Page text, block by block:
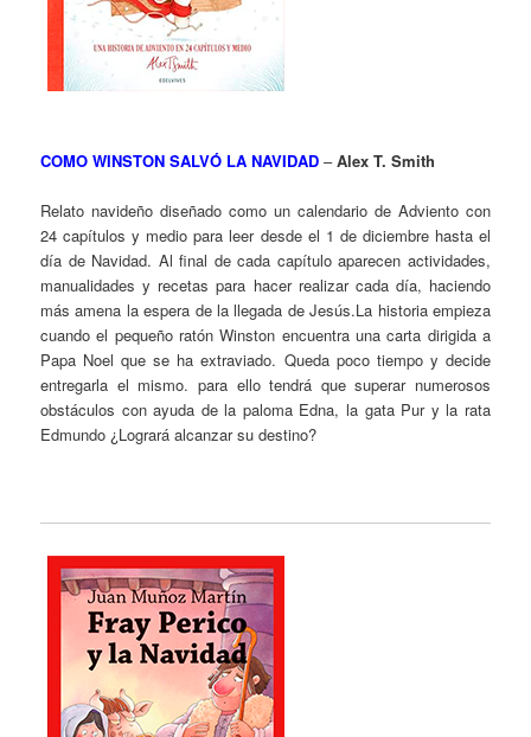
COMO WINSTON SALVÓ LA NAVIDAD –Alex T. Smith
Relato navideño diseñado como un calendario de Adviento con
24 capítulos y medio para leer desde el 1 de diciembre hasta el
día de Navidad. Al final de cada capítulo aparecen actividades,
manualidades y recetas para hacer realizar cada día, haciendo
más amena la espera de la llegada de Jesús.La historia empieza
cuando el pequeño ratón Winston encuentra una carta dirigida a
Papa Noel que se ha extraviado. Queda poco tiempo y decide
entregarla el mismo. para ello tendrá que superar numerosos
obstáculos con ayuda de la paloma Edna, la gata Pur y la rata
Edmundo ¿Logrará alcanzar su destino?